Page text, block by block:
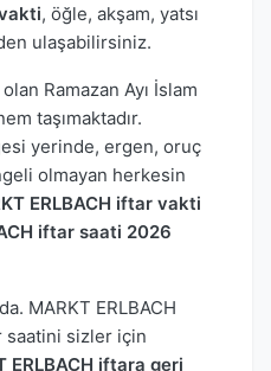
, öğle, akşam, yatsı
ulaşabilirsiniz.
Ramazan Ayı İslam
taşımaktadır.
yerinde, ergen, oruç
olmayan herkesin
ERLBACH iftar vakti
iftar saati 2026
MARKT ERLBACH
sizler için
ERLBACH iftara geri